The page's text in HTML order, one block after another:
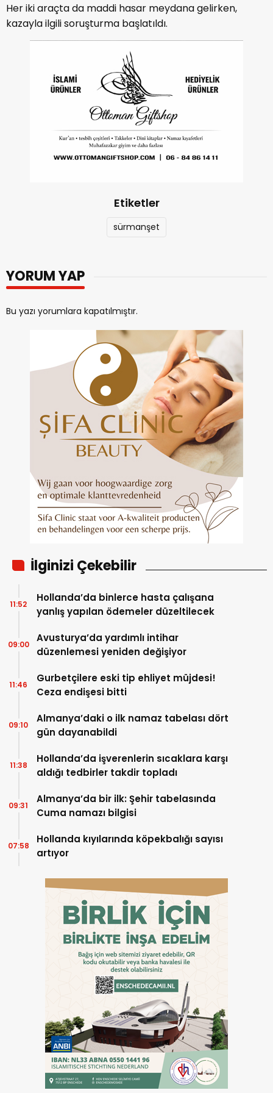
Her iki araçta da maddi hasar meydana gelirken,
kazayla ilgili soruşturma başlatıldı.
Etiketler
sürmanşet
YORUM YAP
Bu yazı yorumlara kapatılmıştır.
İlginizi Çekebilir
Hollanda’da binlerce hasta çalışana
yanlış yapılan ödemeler düzeltilecek
11:52
Avusturya’da yardımlı intihar
düzenlemesi yeniden değişiyor
09:00
Gurbetçilere eski tip ehliyet müjdesi!
Ceza endişesi bitti
11:46
Almanya’daki o ilk namaz tabelası dört
gün dayanabildi
09:10
Hollanda’da işverenlerin sıcaklara karşı
aldığı tedbirler takdir topladı
11:38
Almanya’da bir ilk: Şehir tabelasında
Cuma namazı bilgisi
09:31
Hollanda kıyılarında köpekbalığı sayısı
artıyor
07:58